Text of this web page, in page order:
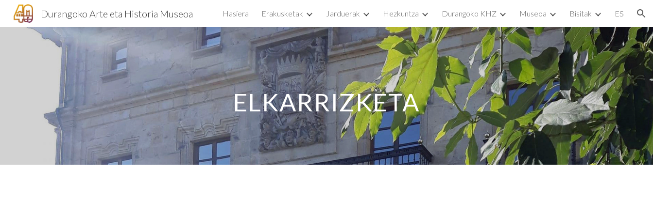
Skip to main content Skip to navigation
Durangoko Arte eta Historia Museoa Hasiera Erakusketak Jarduerak Hezkuntza Durangoko KHZ Museoa Bisitak ES
ELKARRIZKETA